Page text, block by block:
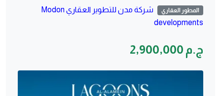
المطور العقاري
شركة مدن للتطوير العقاري Modon
developments
ج.م 2,900,000